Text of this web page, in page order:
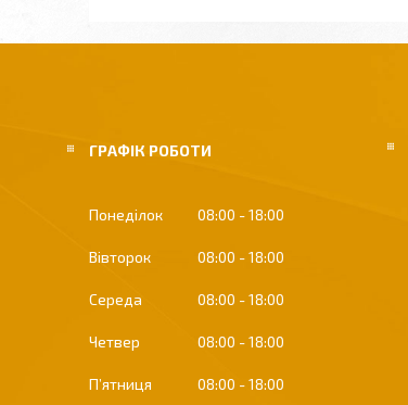
ГРАФІК РОБОТИ
Понеділок 08:00 18:00
Вівторок 08:00 18:00
Середа 08:00 18:00
Четвер 08:00 18:00
Пʼятниця 08:00 18:00